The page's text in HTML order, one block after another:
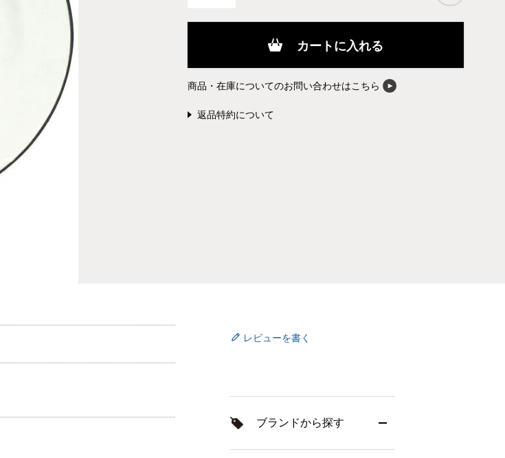
カートに入れる
商品・在庫についてのお問い合わせはこちら
返品特約について
レビューを書く
ブランドから探す